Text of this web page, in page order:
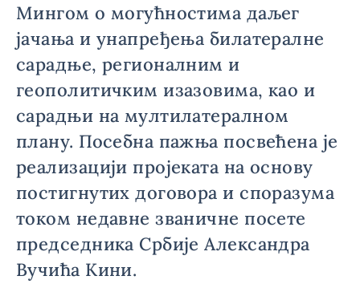
Мингом о могућностима даљег
јачања и унапређења билатералне
сарадње, регионалним и
геополитичким изазовима, као и
сарадњи на мултилатералном
плану. Посебна пажња посвећена је
реализацији пројеката на основу
постигнутих договора и споразума
током недавне званичне посете
председника Србије Александра
Вучића Кини.